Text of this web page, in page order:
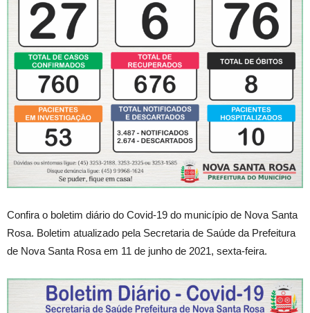
Confira o boletim diário do Covid-19 do município de Nova Santa
Rosa. Boletim atualizado pela Secretaria de Saúde da Prefeitura
de Nova Santa Rosa em 11 de junho de 2021, sexta-feira.